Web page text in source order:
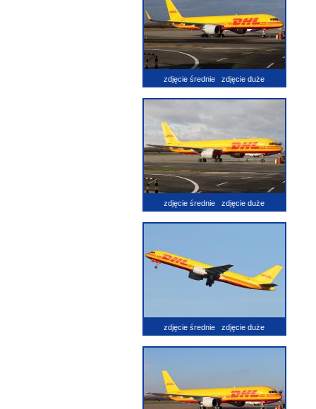
zdjęcie średnie zdjęcie duże
zdjęcie średnie zdjęcie duże
zdjęcie średnie zdjęcie duże